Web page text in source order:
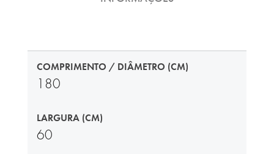
COMPRIMENTO / DIÂMETRO (CM)
180
LARGURA (CM)
60